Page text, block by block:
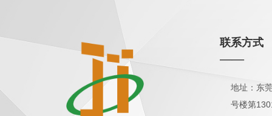
联系方式
——
地址：东
号楼第